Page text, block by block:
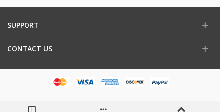
SUPPORT
CONTACT US